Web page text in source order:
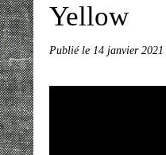
Yellow
Publié le 14 janvier 2021